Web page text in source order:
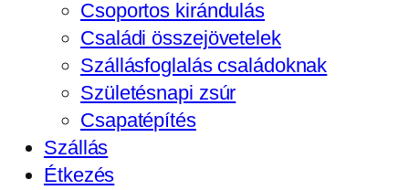
Csoportos kirándulás
Családi összejövetelek
Szállásfoglalás családoknak
Születésnapi zsúr
Csapatépítés
Szállás
Étkezés